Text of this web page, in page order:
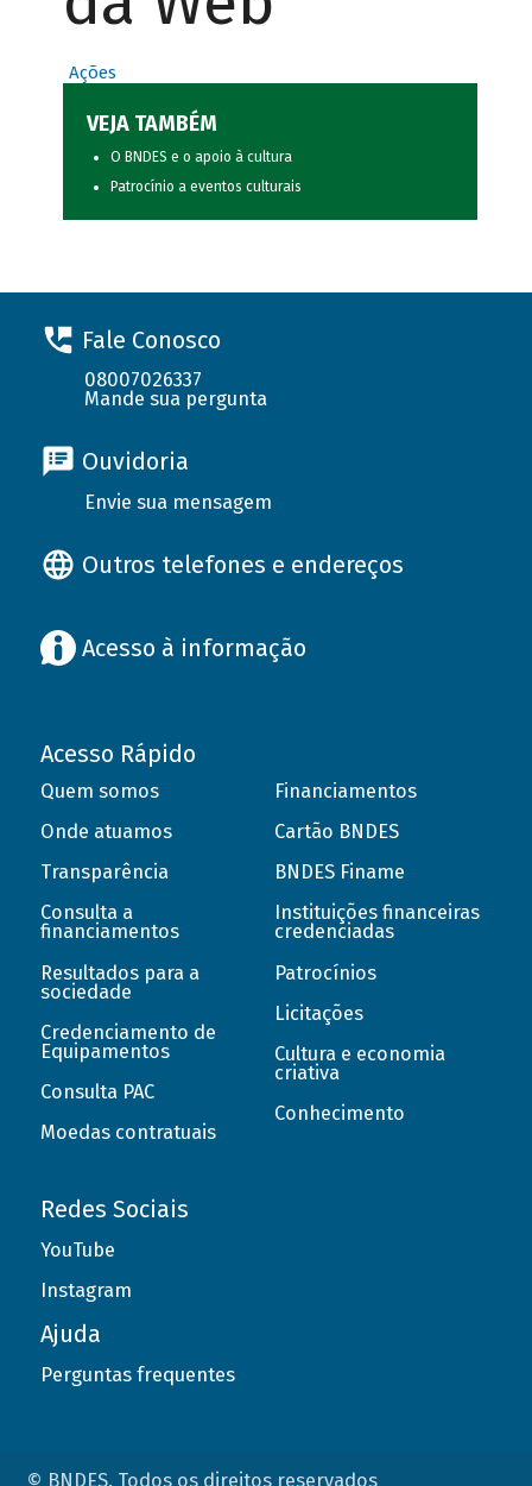
Ações
VEJA TAMBÉM
O BNDES e o apoio à cultura
Patrocínio a eventos culturais
Fale Conosco
08007026337
Mande sua pergunta
Ouvidoria
Envie sua mensagem
Outros telefones e endereços
Acesso à informação
Acesso Rápido
Quem somos
Onde atuamos
Transparência
Consulta a
financiamentos
Resultados para a
sociedade
Credenciamento de
Equipamentos
Consulta PAC
Moedas contratuais
Financiamentos
Cartão BNDES
BNDES Finame
Instituições financeiras
credenciadas
Patrocínios
Licitações
Cultura e economia
criativa
Conhecimento
Redes Sociais
YouTube
Instagram
Ajuda
Perguntas frequentes
© BNDES. Todos os direitos reservados